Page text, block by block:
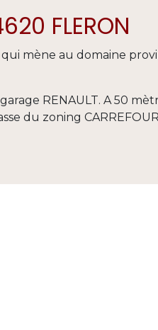
FLERON
mène au domaine
RENAULT. A 50
du zoning